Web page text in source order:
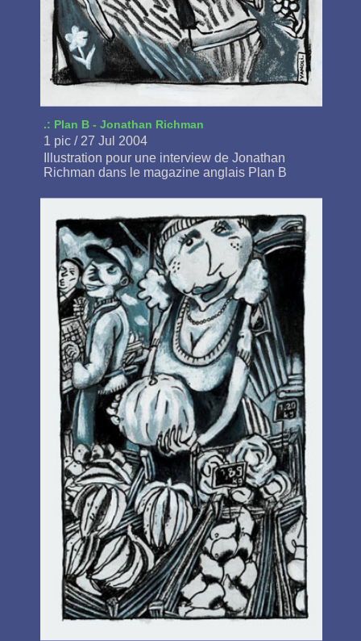
.: Plan B - Jonathan Richman
1 pic / 27 Jul 2004
Illustration pour une interview de Jonathan
Richman dans le magazine anglais Plan B